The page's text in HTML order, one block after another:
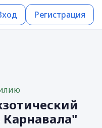
Регистрация